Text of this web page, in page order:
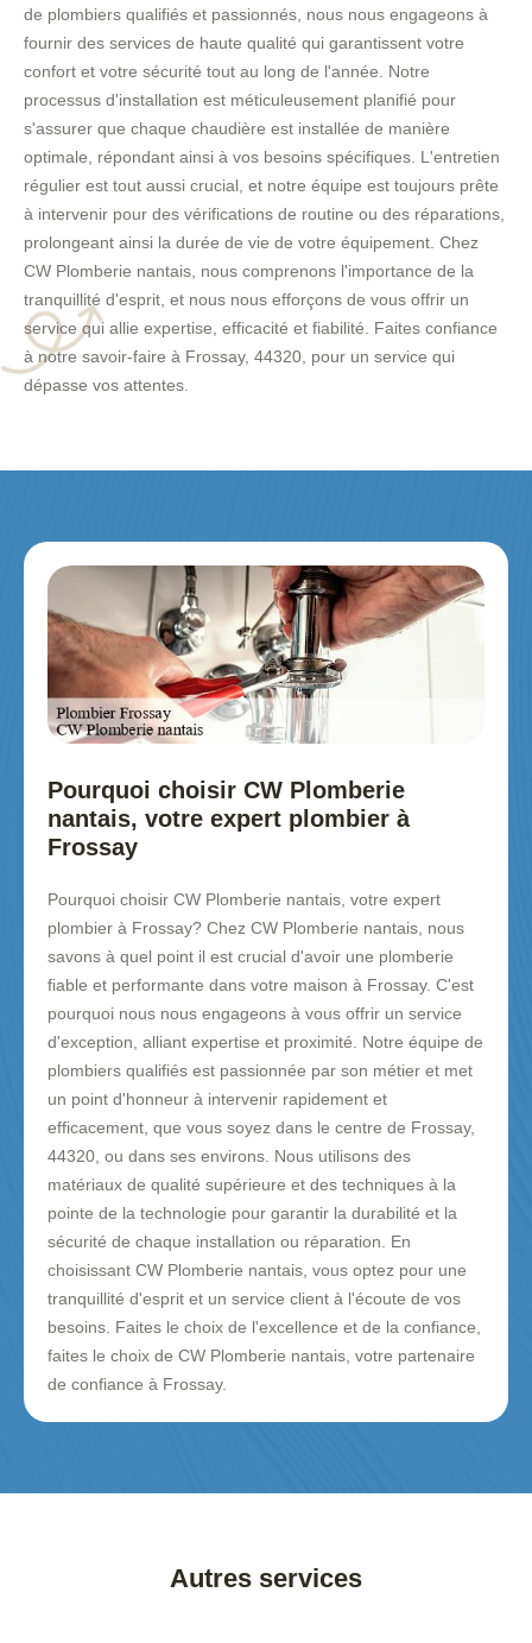
de plombiers qualifiés et passionnés, nous nous engageons à
fournir des services de haute qualité qui garantissent votre
confort et votre sécurité tout au long de l'année. Notre
processus d'installation est méticuleusement planifié pour
s'assurer que chaque chaudière est installée de manière
optimale, répondant ainsi à vos besoins spécifiques. L'entretien
régulier est tout aussi crucial, et notre équipe est toujours prête
à intervenir pour des vérifications de routine ou des réparations,
prolongeant ainsi la durée de vie de votre équipement. Chez
CW Plomberie nantais, nous comprenons l'importance de la
tranquillité d'esprit, et nous nous efforçons de vous offrir un
service qui allie expertise, efficacité et fiabilité. Faites confiance
à notre savoir-faire à Frossay, 44320, pour un service qui
dépasse vos attentes.
Pourquoi choisir CW Plomberie
nantais, votre expert plombier à
Frossay
Pourquoi choisir CW Plomberie nantais, votre expert
plombier à Frossay? Chez CW Plomberie nantais, nous
savons à quel point il est crucial d'avoir une plomberie
fiable et performante dans votre maison à Frossay. C'est
pourquoi nous nous engageons à vous offrir un service
d'exception, alliant expertise et proximité. Notre équipe de
plombiers qualifiés est passionnée par son métier et met
un point d'honneur à intervenir rapidement et
efficacement, que vous soyez dans le centre de Frossay,
44320, ou dans ses environs. Nous utilisons des
matériaux de qualité supérieure et des techniques à la
pointe de la technologie pour garantir la durabilité et la
sécurité de chaque installation ou réparation. En
choisissant CW Plomberie nantais, vous optez pour une
tranquillité d'esprit et un service client à l'écoute de vos
besoins. Faites le choix de l'excellence et de la confiance,
faites le choix de CW Plomberie nantais, votre partenaire
de confiance à Frossay.
Autres services